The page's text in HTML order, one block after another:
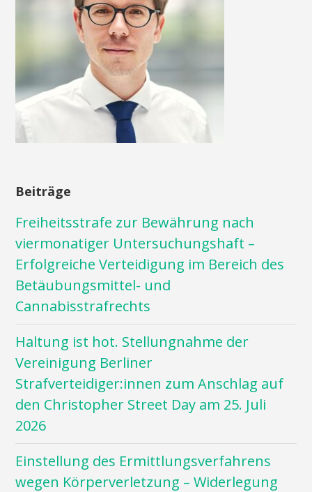
Beiträge
Freiheitsstrafe zur Bewährung nach
viermonatiger Untersuchungshaft –
Erfolgreiche Verteidigung im Bereich des
Betäubungsmittel- und
Cannabisstrafrechts
Haltung ist hot. Stellungnahme der
Vereinigung Berliner
Strafverteidiger:innen zum Anschlag auf
den Christopher Street Day am 25. Juli
2026
Einstellung des Ermittlungsverfahrens
wegen Körperverletzung – Widerlegung